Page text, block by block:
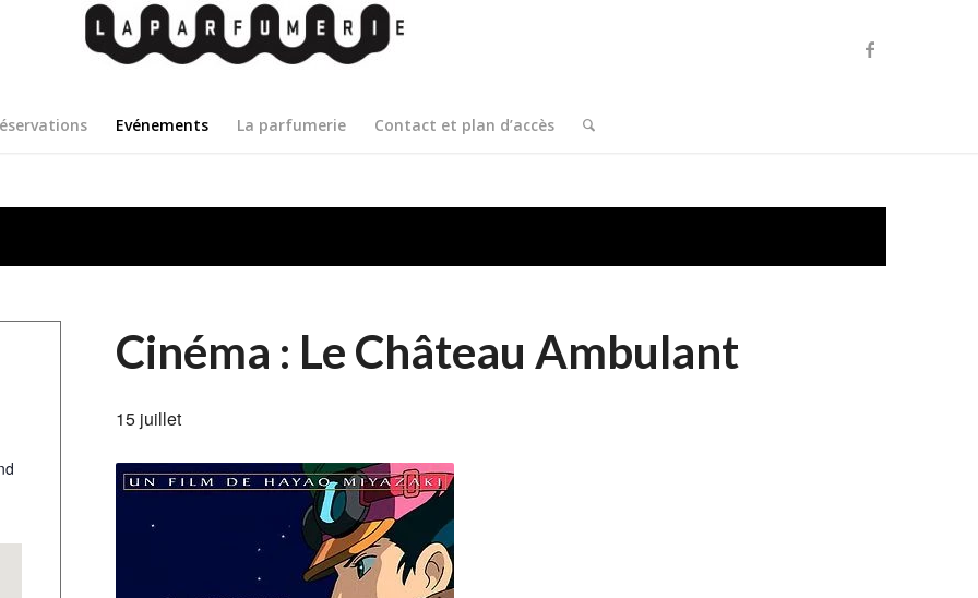
Evénements La parfumerie Contact et plan d’accès
Cinéma : Le Château Ambulant
15 juillet